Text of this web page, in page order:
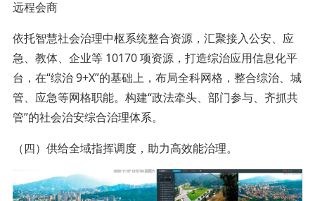
远程会商
依托智慧社会治理中枢系统整合资源，汇聚接入公安、应
急、教体、企业等 10170 项资源，打造综治应用信息化平
台，在“综治 9+X”的基础上，布局全科网格，整合综治、城
管、应急等网格职能。构建“政法牵头、部门参与、齐抓共
管”的社会治安综合治理体系。
（四）供给全域指挥调度，助力高效能治理。